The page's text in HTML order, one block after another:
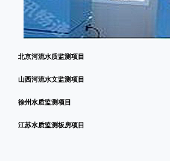
北京河流水质监测项目
山西河流水文监测项目
徐州水质监测项目
江苏水质监测板房项目